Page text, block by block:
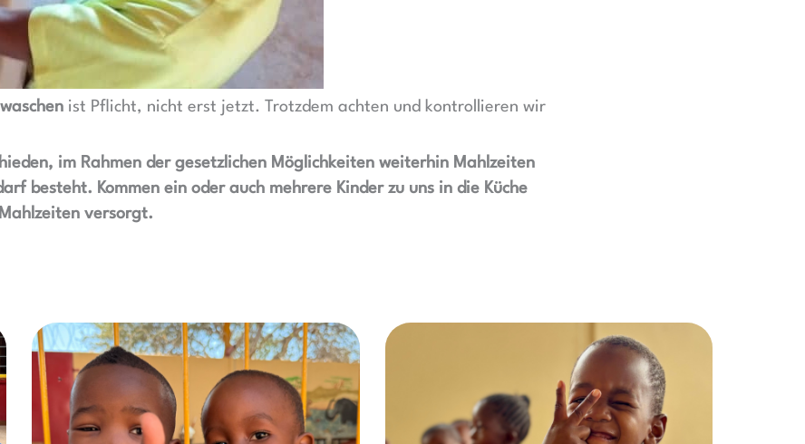
ist Pflicht, nicht erst jetzt. Trotzdem achten und kontrollieren wir
im Rahmen der gesetzlichen Möglichkeiten weiterhin Mahlzeiten
besteht. Kommen ein oder auch mehrere Kinder zu uns in die Küche
versorgt.